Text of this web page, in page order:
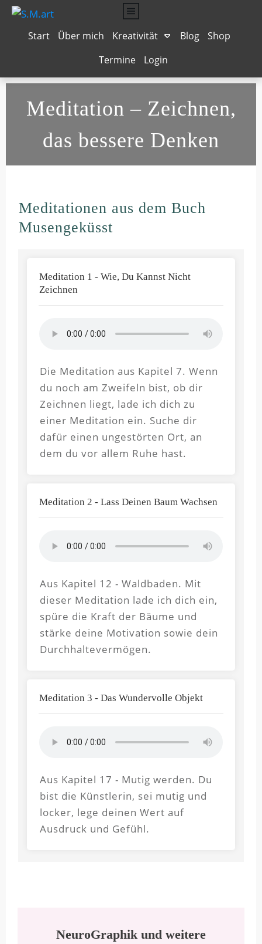
Start Über mich Kreativität Blog
Shop
Termine
Login
Meditation – Zeichnen,
das bessere Denken
Meditationen aus dem Buch
Musengeküsst
Meditation 1 - Wie, Du Kannst Nicht
Zeichnen
Die Meditation aus Kapitel 7. Wenn
du noch am Zweifeln bist, ob dir
Zeichnen liegt, lade ich dich zu
einer Meditation ein. Suche dir
dafür einen ungestörten Ort, an
dem du vor allem Ruhe hast.
Meditation 2 - Lass Deinen Baum Wachsen
Aus Kapitel 12 - Waldbaden. Mit
dieser Meditation lade ich dich ein,
spüre die Kraft der Bäume und
stärke deine Motivation sowie dein
Durchhaltevermögen.
Meditation 3 - Das Wundervolle Objekt
Aus Kapitel 17 - Mutig werden. Du
bist die Künstlerin, sei mutig und
locker, lege deinen Wert auf
Ausdruck und Gefühl.
NeuroGraphik und weitere